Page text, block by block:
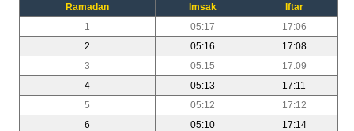
Ramadan Imsak
Iftar
1
05:17
17:06
2
05:16
17:08
3
05:15
17:09
4
05:13
17:11
5
05:12
17:12
6
05:10
17:14